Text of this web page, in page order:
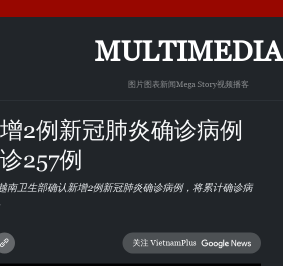
MULTIMEDIA
图片图表新闻Mega Story视频播客
2例新冠肺炎确诊病例
257例
南卫生部确认新增2例新冠肺炎确诊病例，将累计确诊病
关注 VietnamPlus